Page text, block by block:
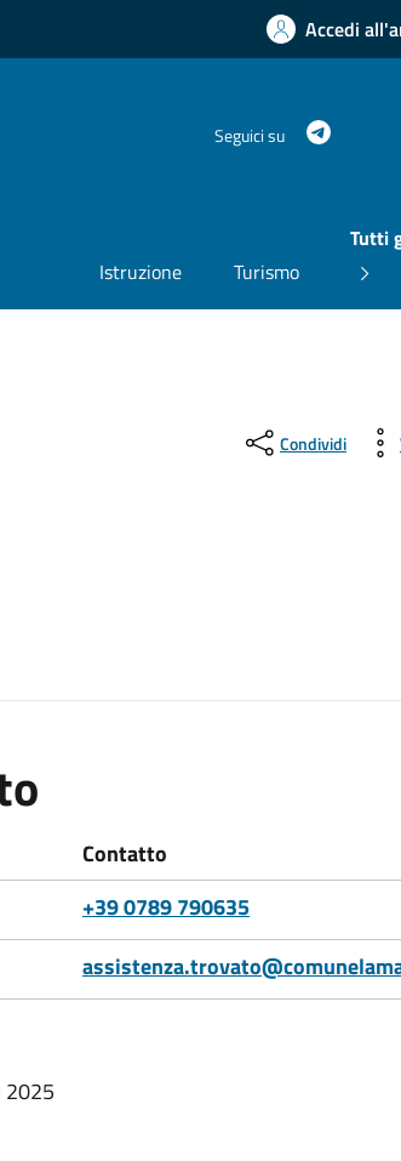
Accedi
Seguici su
Istruzione Turismo
Tutti
Condividi
Contatto
+39 0789 790635
2025